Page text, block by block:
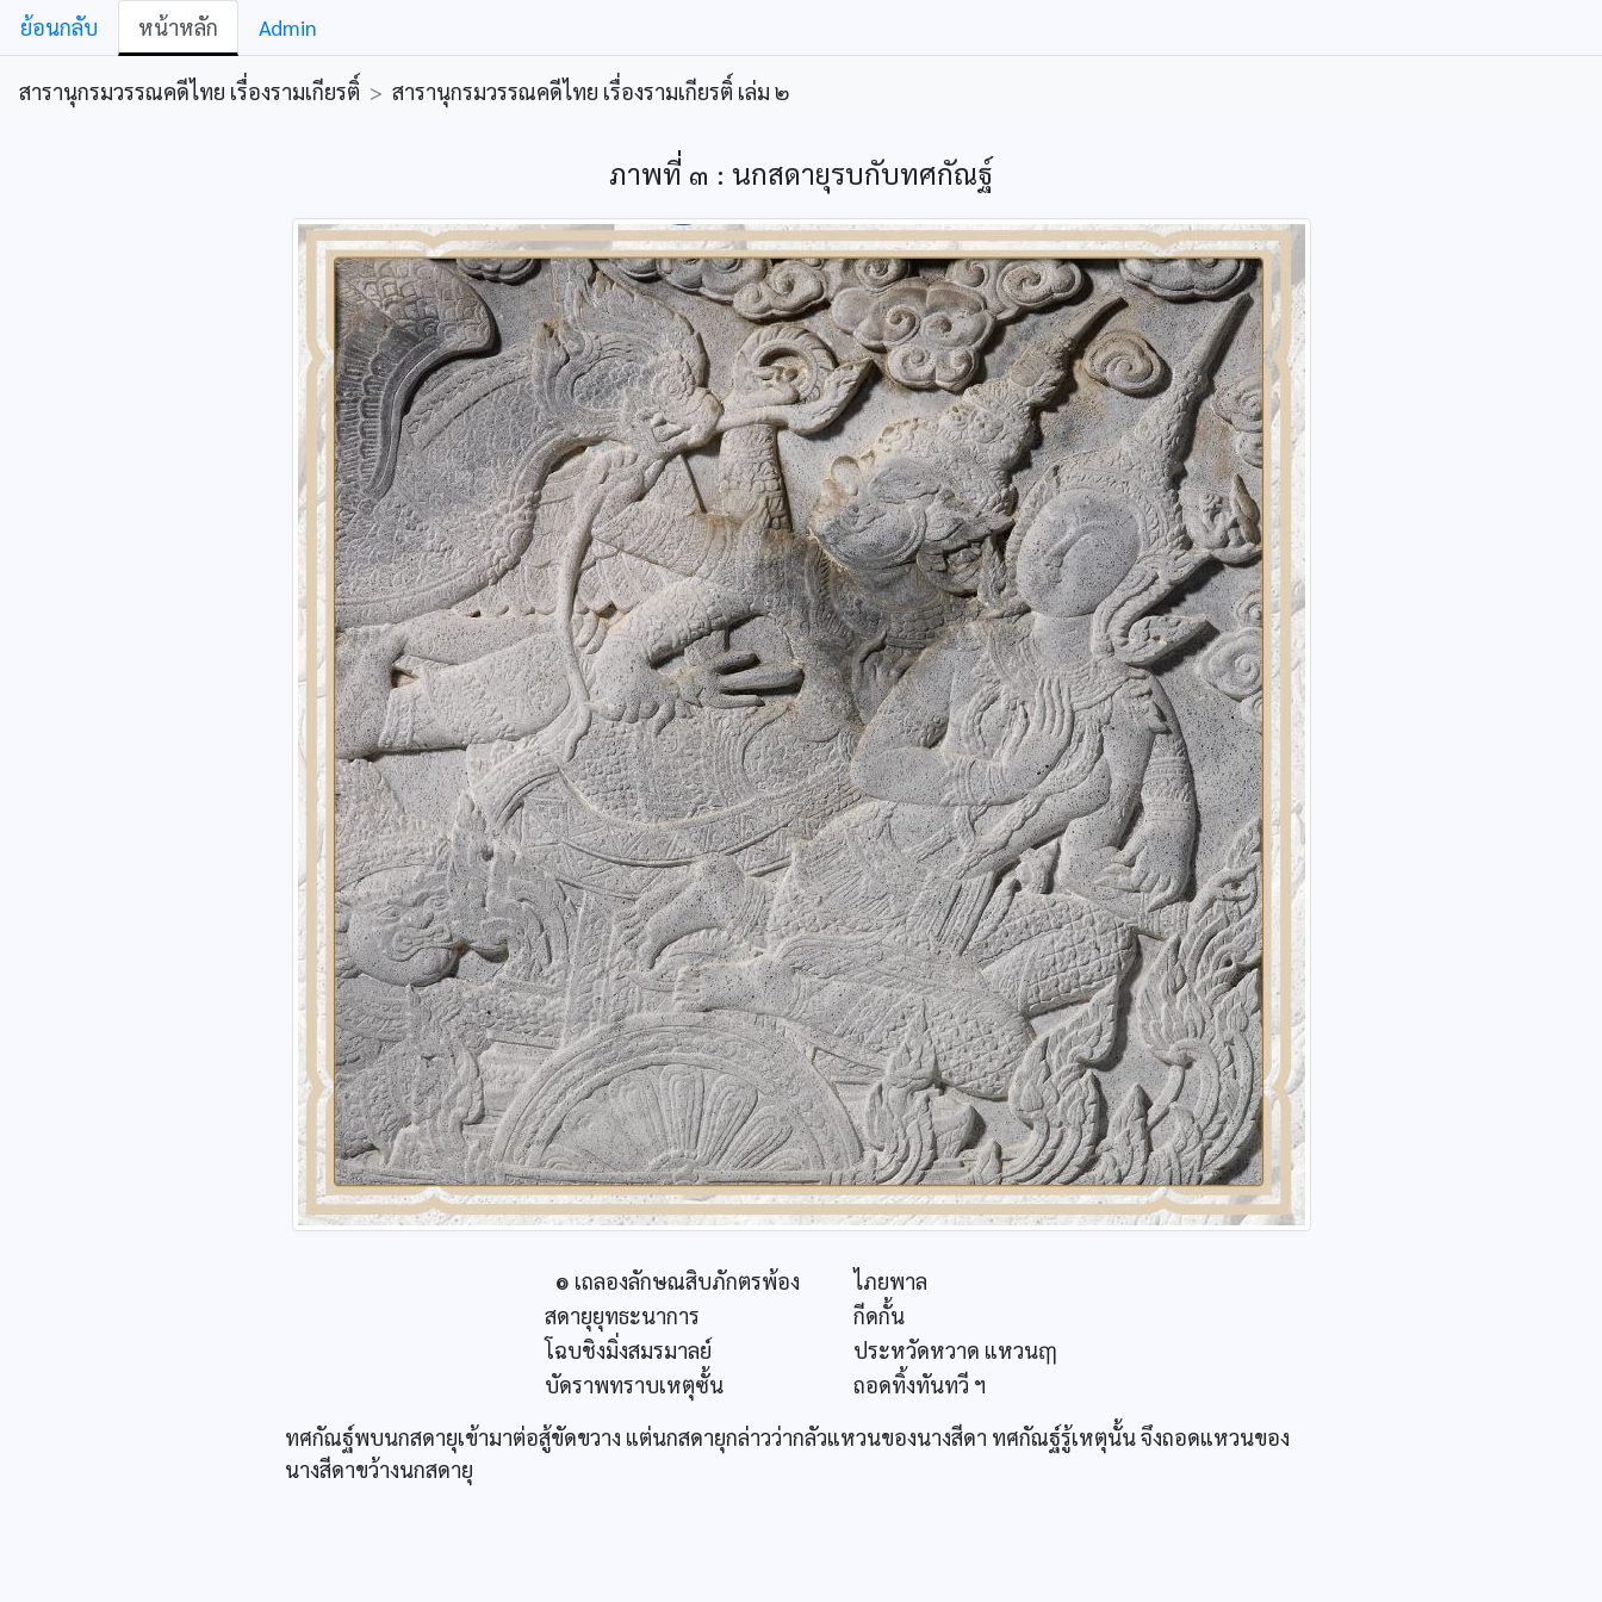
ย้อนกลับ หน้าหลัก Admin
สารานุกรมวรรณคดีไทย เรื่องรามเกียรติ์ > สารานุกรมวรรณคดีไทย เรื่องรามเกียรติ์ เล่ม ๒
ภาพที่ ๓ : นกสดายุรบกับทศกัณฐ์
๏ เถลองลักษณสิบภักตรพ้อง
ไภยพาล
สดายุยุทธะนาการ
กีดกั้น
โฉบชิงมิ่งสมรมาลย์
ประหวัดหวาด แหวนฤๅ
บัดราพทราบเหตุซั้น
ถอดทิ้งทันทวี ฯ
ทศกัณฐ์พบนกสดายุเข้ามาต่อสู้ขัดขวาง แต่นกสดายุกล่าวว่ากลัวแหวนของนางสีดา ทศกัณฐ์รู้เหตุนั้น จึงถอดแหวนของ
นางสีดาขว้างนกสดายุ